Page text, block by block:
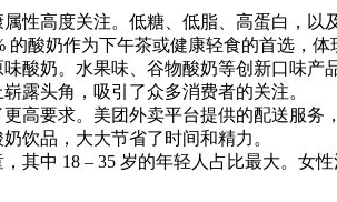
性高度关注。低糖、低脂、高蛋白，
酸奶作为下午茶或健康轻食的首选，体
酸奶。水果味、谷物酸奶等创新口味
露头角，吸引了众多消费者的关注。
高要求。美团外卖平台提供的配送服
饮品，大大节省了时间和精力。
其中 18 – 35 岁的年轻人占比最大。